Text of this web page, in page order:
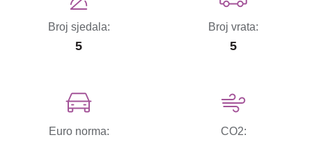
Broj sjedala:
5
Broj vrata:
5
Euro norma: CO2: